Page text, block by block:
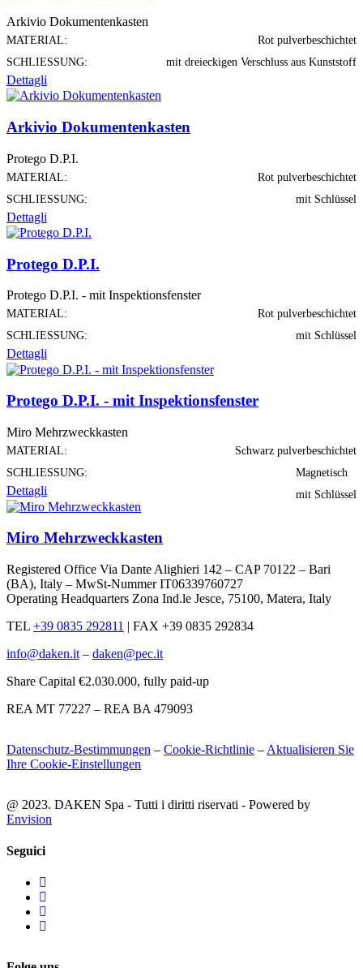
Arkivio Dokumentenkasten
MATERIAL:
Rot pulverbeschichtet
SCHLIESSUNG:
mit dreieckigen Verschluss aus Kunststoff
Dettagli
Arkivio Dokumentenkasten
Protego D.P.I.
MATERIAL:
Rot pulverbeschichtet
SCHLIESSUNG:
mit Schlüssel
Dettagli
Protego D.P.I.
Protego D.P.I. - mit Inspektionsfenster
MATERIAL:
Rot pulverbeschichtet
SCHLIESSUNG:
mit Schlüssel
Dettagli
Protego D.P.I. - mit Inspektionsfenster
Miro Mehrzweckkasten
MATERIAL:
Schwarz pulverbeschichtet
SCHLIESSUNG:
Magnetisch
mit Schlüssel
Dettagli
Miro Mehrzweckkasten
Registered Office Via Dante Alighieri 142 – CAP 70122 – Bari
(BA), Italy – MwSt-Nummer IT06339760727
Operating Headquarters Zona Ind.le Jesce, 75100, Matera, Italy
TEL +39 0835 292811 | FAX +39 0835 292834
info@daken.it – daken@pec.it
Share Capital €2.030.000, fully paid-up
REA MT 77227 – REA BA 479093
Datenschutz-Bestimmungen – Cookie-Richtlinie – Aktualisieren Sie
Ihre Cookie-Einstellungen
@ 2023. DAKEN Spa - Tutti i diritti riservati - Powered by
Envision
Seguici